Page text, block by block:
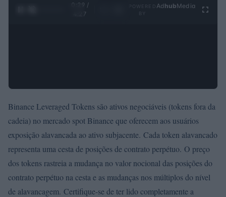
0:30 /
4:27
Ad hubMedia
Binance Leveraged Tokens são ativos negociáveis ​​(tokens fora da
cadeia) no mercado spot Binance que oferecem aos usuários
exposição alavancada ao ativo subjacente. Cada token alavancado
representa uma cesta de posições de contrato perpétuo. O preço
dos tokens rastreia a mudança no valor nocional das posições do
contrato perpétuo na cesta e as mudanças nos múltiplos do nível
de alavancagem. Certifique-se de ter lido completamente a